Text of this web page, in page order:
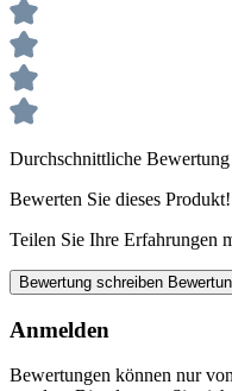
Durchschnittliche
Bewerten Sie dieses Produkt!
Teilen Sie Ihre Erfahrungen
Bewertung schreiben
Anmelden
Bewertungen können nur